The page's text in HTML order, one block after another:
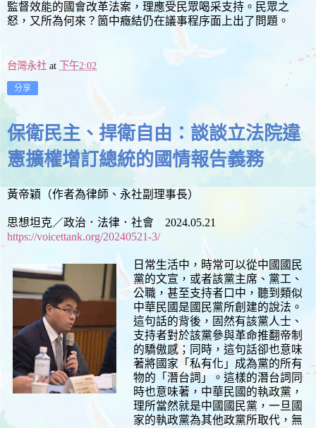
監督效能的國會改革法案，理應受民眾喝采支持。民眾之
怒，又所為何來？箇中癥結仍在議事程序面上出了問題。
台灣永社 at 下午2:02
分享
保衛民主、捍衛自由：談談立法院違
憲擴權增訂總統的國情報告義務
黃帝穎（作者為律師、永社副理事長）
思想坦克／政治．法律．社會 2024.05.21
https://voicettank.org/20240521-3/
日常生活中，時常可以從中國國民
黨的文宣，或者該黨主席、黨工、
公職，甚至支持者口中，聽到類似
中華民國是國民黨所創建的說法。
這句話的背後，固然有該黨人士、
支持者對於該黨參與革命推翻帝制
的驕傲感；同時，這句話卻也意味
著將國家「私有化」成為黨的所有
物的「潛台詞」。這樣的潛台詞同
時也意味著，中華民國的執政黨，
理所當然就是中國國民黨，一旦國
家的執政黨為其他政黨所取代，無